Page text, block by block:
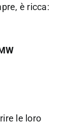
è ricca:
le loro